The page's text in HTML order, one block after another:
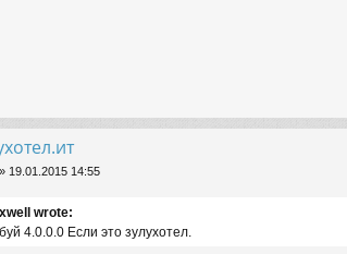
19.01.2015 14:55
wrote:
4.0.0.0 Если это зулухотел.